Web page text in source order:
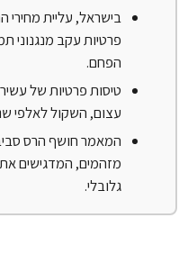
בישראל, עליית
פרטיות עקב מנגנוני
הפחם.
טיסות פרטיות של
עצום, השקול לאלפי
המאמר חושף הרס
מזהמים, המדגישים את
גלובלי.